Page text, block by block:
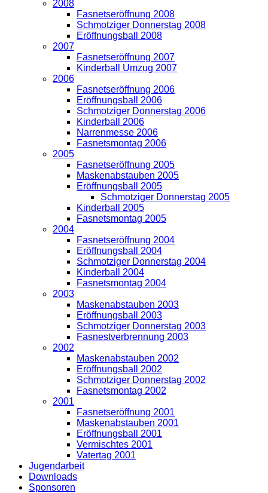
2008
Fasnetseröffnung 2008
Schmotziger Donnerstag 2008
Eröffnungsball 2008
2007
Fasnetseröffnung 2007
Kinderball Umzug 2007
2006
Fasnetseröffnung 2006
Eröffnungsball 2006
Schmotziger Donnerstag 2006
Kinderball 2006
Narrenmesse 2006
Fasnetsmontag 2006
2005
Fasnetseröffnung 2005
Maskenabstauben 2005
Eröffnungsball 2005
Schmotziger Donnerstag 2005
Kinderball 2005
Fasnetsmontag 2005
2004
Fasnetseröffnung 2004
Eröffnungsball 2004
Schmotziger Donnerstag 2004
Kinderball 2004
Fasnetsmontag 2004
2003
Maskenabstauben 2003
Eröffnungsball 2003
Schmotziger Donnerstag 2003
Fasnestverbrennung 2003
2002
Maskenabstauben 2002
Eröffnungsball 2002
Schmotziger Donnerstag 2002
Fasnetsmontag 2002
2001
Fasnetseröffnung 2001
Maskenabstauben 2001
Eröffnungsball 2001
Vermischtes 2001
Vatertag 2001
Jugendarbeit
Downloads
Sponsoren